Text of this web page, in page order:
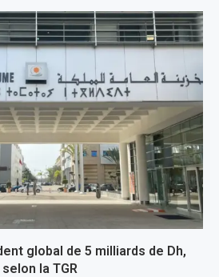
global de 5 milliards de Dh,
selon la TGR